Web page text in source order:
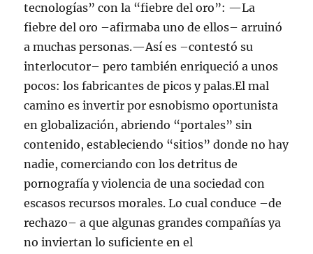
tecnologías” con la “fiebre del oro”: —La
fiebre del oro –afirmaba uno de ellos– arruinó
a muchas personas.—Así es –contestó su
interlocutor– pero también enriqueció a unos
pocos: los fabricantes de picos y palas.El mal
camino es invertir por esnobismo oportunista
en globalización, abriendo “portales” sin
contenido, estableciendo “sitios” donde no hay
nadie, comerciando con los detritus de
pornografía y violencia de una sociedad con
escasos recursos morales. Lo cual conduce –de
rechazo– a que algunas grandes compañías ya
no inviertan lo suficiente en el